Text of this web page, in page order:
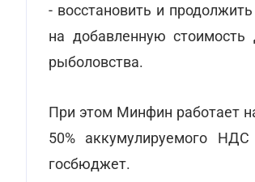
- восстановить и
на добавленную стоимость
рыболовства.
При этом Минфин работает
50% аккумулируемого
госбюджет.